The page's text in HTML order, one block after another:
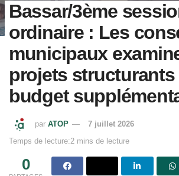
Bassar/3ème
ordinaire : Les
municipaux
projets structurants
budget
par ATOP
7 juillet 2026
Temps de lecture:2 mins de lecture
0